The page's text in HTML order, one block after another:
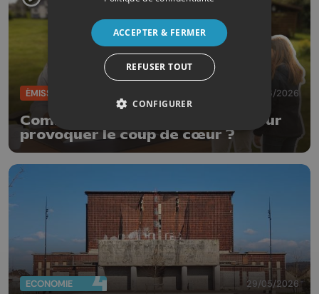
ÉMISSIONS 01/06/2026
Comment préparer sa maison pour
provoquer le coup de cœur ?
ECONOMIE 29/05/2026
ACCEPTER & FERMER
REFUSER TOUT
CONFIGURER